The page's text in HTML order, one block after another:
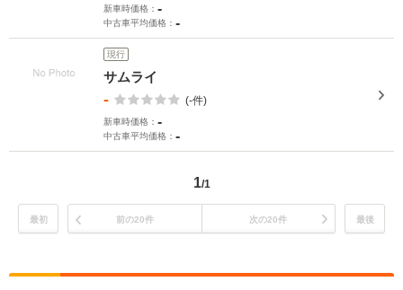
新車時価格： -
中古車平均価格： -
現行
サムライ
- (-件)
新車時価格： -
中古車平均価格： -
1/1
最初 前の20件 次の20件 最後